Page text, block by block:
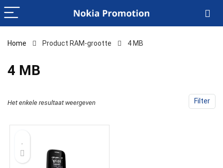
Home Product RAM-grootte ‎4 MB
‎4 MB
Filter
Het enkele resultaat weergeven